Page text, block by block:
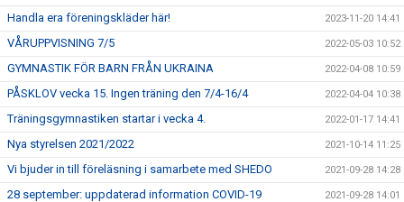
Handla era föreningskläder här! 2023-11-20 14:41
VÅRUPPVISNING 7/5 2022-05-03 10:52
GYMNASTIK FÖR BARN FRÅN UKRAINA 2022-04-08 10:59
PÅSKLOV vecka 15. Ingen träning den 7/4-16/4 2022-04-04 10:38
Träningsgymnastiken startar i vecka 4. 2022-01-17 14:41
Nya styrelsen 2021/2022 2021-10-14 11:25
Vi bjuder in till föreläsning i samarbete med SHEDO 2021-09-28 14:28
28 september: uppdaterad information COVID-19 2021-09-28 14:01